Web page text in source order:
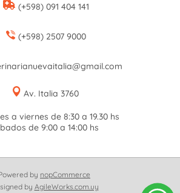
(+598) 091 404 141
(+598) 2507 9000
Av. Italia 3760
a viernes de 8:30 a 19.30 hs
de 9:00 a 14:00 hs
by nopCommerce
by AgileWorks.com.uy